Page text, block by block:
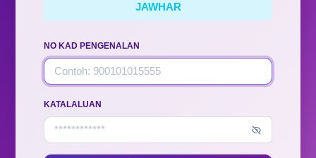
JAWHAR
NO KAD PENGENALAN
KATALALUAN